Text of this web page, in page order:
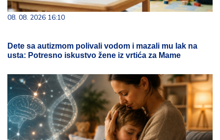
08. 08. 2026 16:10
Dete sa autizmom polivali vodom i mazali mu lak na
usta: Potresno iskustvo žene iz vrtića za Mame